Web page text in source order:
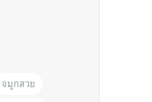
จมูกสวย